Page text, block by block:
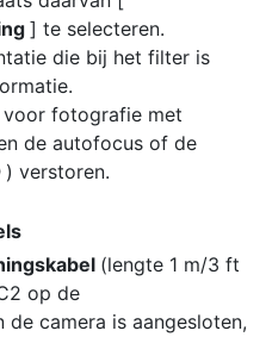
] te selecteren.
die bij het filter is
fotografie met
de autofocus of de
) verstoren.
(lengte 1 m/3 ft
op de
de camera is aangesloten,